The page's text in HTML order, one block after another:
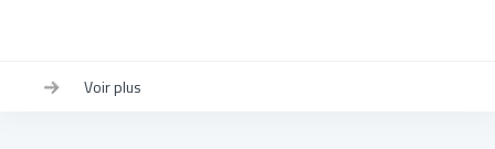
Voir plus